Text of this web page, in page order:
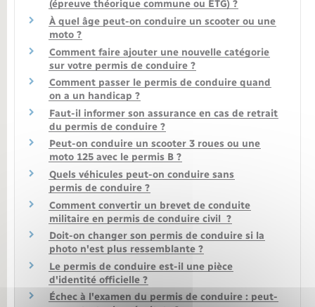
(épreuve théorique commune ou ETG) ?
À quel âge peut-on conduire un scooter ou une
moto ?
Comment faire ajouter une nouvelle catégorie
sur votre permis de conduire ?
Comment passer le permis de conduire quand
on a un handicap ?
Faut-il informer son assurance en cas de retrait
du permis de conduire ?
Peut-on conduire un scooter 3 roues ou une
moto 125 avec le permis B ?
Quels véhicules peut-on conduire sans
permis de conduire ?
Comment convertir un brevet de conduite
militaire en permis de conduire civil ?
Doit-on changer son permis de conduire si la
photo n'est plus ressemblante ?
Le permis de conduire est-il une pièce
d'identité officielle ?
Échec à l'examen du permis de conduire : peut-